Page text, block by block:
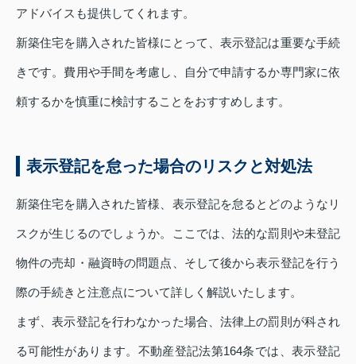
アドバイスも提供してくれます。
新築住宅を購入された皆様にとって、表示登記は重要な手続
きです。費用や手間を考慮し、自分で申請するか専門家に依
頼するかを慎重に検討することをおすすめします。
表示登記を怠った場合のリスクと対処法
新築住宅を購入された皆様、表示登記を怠るとどのようなリ
スクが生じるのでしょうか。ここでは、法的な罰則や未登記
物件の売却・融資時の問題点、そして後から表示登記を行う
際の手続きと注意点について詳しく解説いたします。
まず、表示登記を行わなかった場合、法律上の罰則が科され
る可能性があります。不動産登記法第164条では、表示登記